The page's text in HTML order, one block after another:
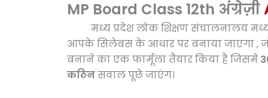
MP Board Class 12th अंग्रेज़ी
मध्य प्रदेश लोक शिक्षण संचालनालय
आपकेसिलेबस के आधार पर बनाया जाएगा , जो
बनाने का एक फार्मूला तैयार किया है जिसमें
कठिनसवाल पूछे जाएंग।